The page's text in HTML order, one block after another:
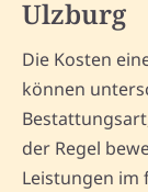
Ulzburg
Die Kosten
können
der Regel
Leistungen im